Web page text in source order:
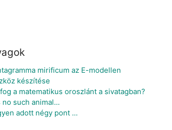
mirificum az E-modellen
készítése
a matematikus oroszlánt a sivatagban?
such animal...
adott négy pont ...